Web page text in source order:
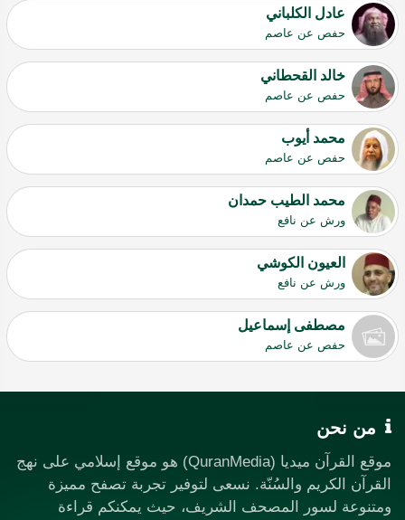
عادل الكلباني
حفص عن عاصم
خالد القحطاني
حفص عن عاصم
محمد أيوب
حفص عن عاصم
محمد الطيب حمدان
ورش عن نافع
العيون الكوشي
ورش عن نافع
مصطفى إسماعيل
حفص عن عاصم
من نحن
موقع القرآن ميديا (QuranMedia) هو موقع إسلامي على نهج
القرآن الكريم والسُنّة. نسعى لتوفير تجربة تصفح مميزة
ومتنوعة لسور المصحف الشريف، حيث يمكنكم قراءة